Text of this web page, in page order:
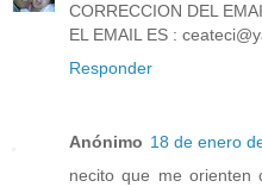
CORRECCION DEL
EL EMAIL ES :
Responder
Anónimo 18 de enero
necito que me orienten